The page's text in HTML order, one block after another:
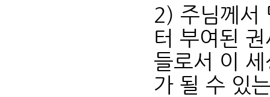
2) 주님께서
터 부여된
들로서 이
가 될 수 있